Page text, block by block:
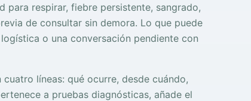
respirar, fiebre persistente, sangrado,
de consultar sin demora. Lo que puede
o una conversación pendiente con
líneas: qué ocurre, desde cuándo,
a pruebas diagnósticas, añade el